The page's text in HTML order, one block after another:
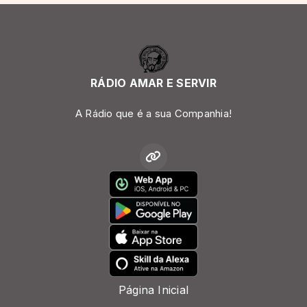
RÁDIO AMAR E SERVIR
A Rádio que é a sua Companhia!
Página Inicial